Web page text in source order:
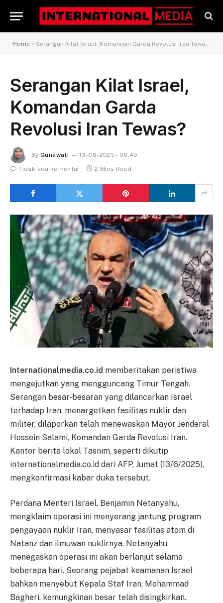
Home » Serangan Kilat Israel, Komandan Garda Revolusi Iran Tewas?
Serangan Kilat Israel,
Komandan Garda
Revolusi Iran Tewas?
By Gunawati
13-06-2025 - 09.45
Tidak ada komentar
2 Mins Read
Internationalmedia.co.id memberitakan peristiwa
mengejutkan yang mengguncang Timur Tengah.
Serangan besar-besaran yang dilancarkan Israel
terhadap Iran, menargetkan fasilitas nuklir dan
militer, dilaporkan telah menewaskan Mayor Jenderal
Hossein Salami, Komandan Garda Revolusi Iran.
Kantor berita lokal Tasnim, seperti dikutip
internationalmedia.co.id dari AFP, Jumat (13/6/2025),
mengkonfirmasi kabar duka tersebut.
Perdana Menteri Israel, Benjamin Netanyahu,
mengklaim operasi ini menyerang jantung program
pengayaan nuklir Iran, menyasar fasilitas atom di
Natanz dan ilmuwan nuklirnya. Netanyahu
menegaskan operasi ini akan berlanjut selama
beberapa hari. Seorang pejabat keamanan Israel
bahkan menyebut Kepala Staf Iran, Mohammad
Bagheri, kemungkinan besar telah disingkirkan.